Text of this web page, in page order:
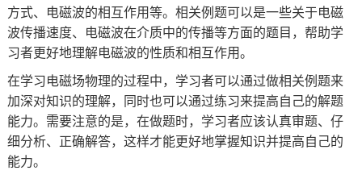
方式、电磁波的相互作用等。相关例题可以是一些关于电磁
波传播速度、电磁波在介质中的传播等方面的题目，帮助学
习者更好地理解电磁波的性质和相互作用。
在学习电磁场物理的过程中，学习者可以通过做相关例题来
加深对知识的理解，同时也可以通过练习来提高自己的解题
能力。需要注意的是，在做题时，学习者应该认真审题、仔
细分析、正确解答，这样才能更好地掌握知识并提高自己的
能力。